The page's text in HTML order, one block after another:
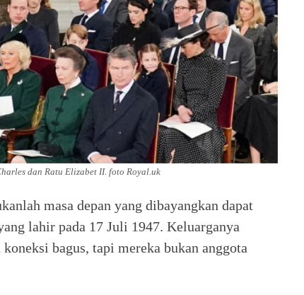
dan Ratu Elizabet II. foto Royal.uk
masa depan yang dibayangkan dapat
lahir pada 17 Juli 1947. Keluarganya
bagus, tapi mereka bukan anggota